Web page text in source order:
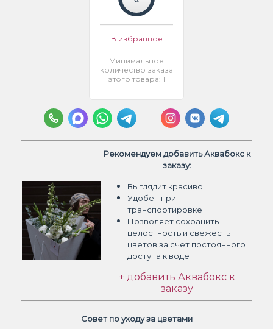
В избранное
Минимальное
количество заказа
этого товара: 1
Рекомендуем добавить Аквабокс к
заказу:
Выглядит красиво
Удобен при
транспортировке
Позволяет сохранить
целостность и свежесть
цветов за счет постоянного
доступа к воде
+ добавить Аквабокс к
заказу
Совет по уходу за цветами